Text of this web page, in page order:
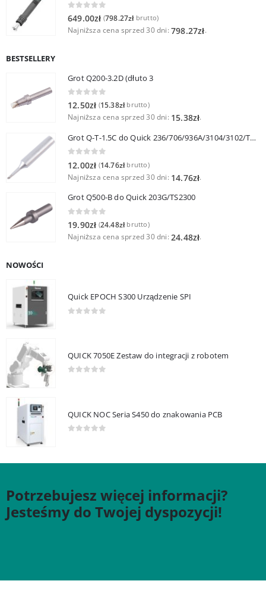
649.00zł (798.27złbrutto)
Najniższa cena sprzed 30 dni: 798.27zł.
BESTSELLERY
Grot Q200-3.2D (dłuto 3
0out of 5
12.50zł (15.38złbrutto)
Najniższa cena sprzed 30 dni: 15.38zł.
Grot Q-T-1.5C do Quick 236/706/936A/3104/3102/TS1100
12.00zł (14.76złbrutto)
Najniższa cena sprzed 30 dni: 14.76zł.
Grot Q500-B do Quick 203G/TS2300
0out of 5
19.90zł (24.48złbrutto)
Najniższa cena sprzed 30 dni: 24.48zł.
NOWOŚCI
Quick EPOCH S300 Urządzenie SPI
QUICK 7050E Zestaw do integracji z robotem
QUICK NOC Seria S450 do znakowania PCB
Potrzebujesz więcej informacji?
Jesteśmy do Twojej dyspozycji!